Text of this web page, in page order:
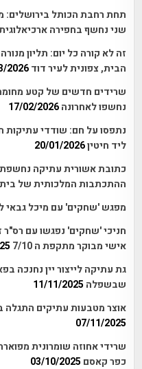
תחת רחבת הכותל בירושלים:
שני נחשף בחפירה
זה לא קורה כל יום: תליון
הבית, צפונית לעיר דוד 2026
שרידים חדשים של קטע
נחשפו לאחרונה 17/02/2026
נתפסו על חם: שודדי עתיקות
ליד חיטין20/01/2026
כתובת אשורית עתיקה
ההתכתבות המלכותית של
מפגש 'שחקים' עם מיכל גבאי
חניכי 'שחקים' נפגשו עם רס"ר
אישי מבוקר מתקפת ה 7/10
גת עתיקה לייצור יין נחנכה
שבשפלה 11/11/2025
אוצר מטבעות עתיקים התגלה
07/11/2025
כפר קאסם 03/10/2025